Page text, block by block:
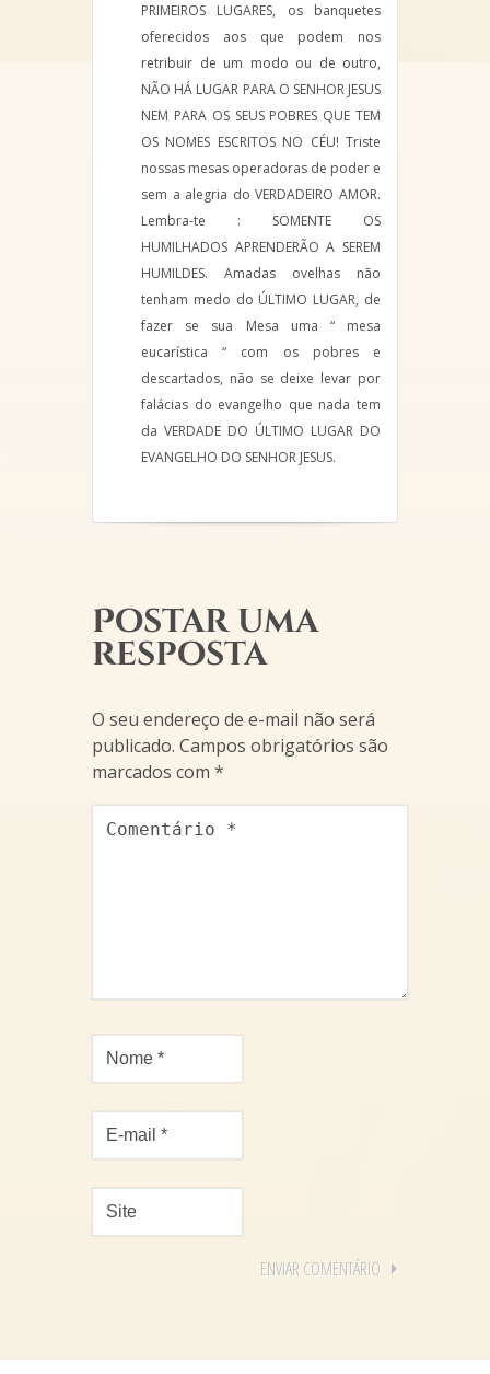
PRIMEIROS LUGARES, os banquetes
oferecidos aos que podem nos
retribuir de um modo ou de outro,
NÃO HÁ LUGAR PARA O SENHOR JESUS
NEM PARA OS SEUS POBRES QUE TEM
OS NOMES ESCRITOS NO CÉU! Triste
nossas mesas operadoras de poder e
sem a alegria do VERDADEIRO AMOR.
Lembra-te : SOMENTE OS
HUMILHADOS APRENDERÃO A SEREM
HUMILDES. Amadas ovelhas não
tenham medo do ÚLTIMO LUGAR, de
fazer se sua Mesa uma “ mesa
eucarística “ com os pobres e
descartados, não se deixe levar por
falácias do evangelho que nada tem
da VERDADE DO ÚLTIMO LUGAR DO
EVANGELHO DO SENHOR JESUS.
Postar uma
resposta
O seu endereço de e-mail não será
publicado. Campos obrigatórios são
marcados com *